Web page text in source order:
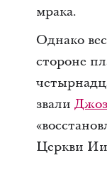
мрака.
Однако
стороне
звали
Церкви